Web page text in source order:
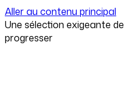
Aller au contenu principal
⁠Une sélection exigeante
progresser